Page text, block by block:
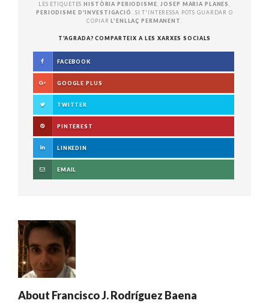
LES ETIQUETESHISTÒRIA PERIODISME,JOSEP MARIA PLANES,
PERIODISME D'INVESTIGACIÓ. SI T'INTERESSA POTS GUARDAR O
COPIARL'ENLLAÇ PERMANENT.
T'AGRADA? COMPARTEIX A LES XARXES SOCIALS
FACEBOOK
GOOGLE PLUS
TWITTER
PINTEREST
LINKEDIN
EMAIL
About Francisco J. Rodríguez Baena